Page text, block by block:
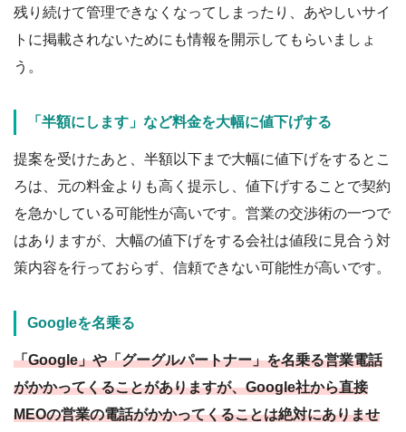
残り続けて管理できなくなってしまったり、あやしいサイ
トに掲載されないためにも情報を開示してもらいましょ
う。
「半額にします」など料金を大幅に値下げする
提案を受けたあと、半額以下まで大幅に値下げをするとこ
ろは、元の料金よりも高く提示し、値下げすることで契約
を急かしている可能性が高いです。営業の交渉術の一つで
はありますが、大幅の値下げをする会社は値段に見合う対
策内容を行っておらず、信頼できない可能性が高いです。
Googleを名乗る
「Google」や「グーグルパートナー」を名乗る営業電話
がかかってくることがありますが、Google社から直接
MEOの営業の電話がかかってくることは絶対にありませ